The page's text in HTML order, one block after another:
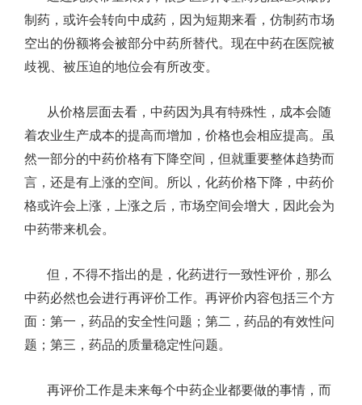
制药，或许会转向中成药，因为短期来看，仿制药市场
空出的份额将会被部分中药所替代。现在中药在医院被
歧视、被压迫的地位会有所改变。
从价格层面去看，中药因为具有特殊性，成本会随
着农业生产成本的提高而增加，价格也会相应提高。虽
然一部分的中药价格有下降空间，但就重要整体趋势而
言，还是有上涨的空间。所以，化药价格下降，中药价
格或许会上涨，上涨之后，市场空间会增大，因此会为
中药带来机会。
但，不得不指出的是，化药进行一致性评价，那么
中药必然也会进行再评价工作。再评价内容包括三个方
面：第一，药品的安全性问题；第二，药品的有效性问
题；第三，药品的质量稳定性问题。
再评价工作是未来每个中药企业都要做的事情，而